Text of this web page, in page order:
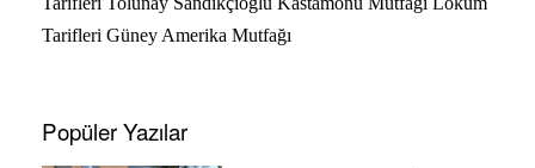
Tarifleri Güney Amerika Mutfağı
Popüler Yazılar